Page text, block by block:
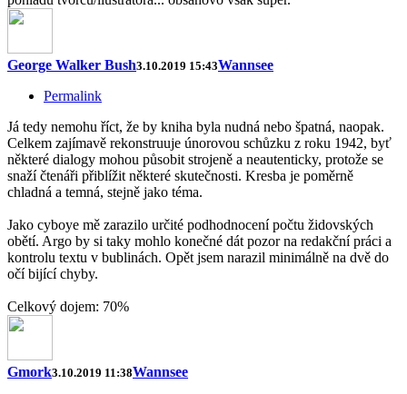
George Walker Bush3.10.2019 15:43Wannsee
Permalink
Já tedy nemohu říct, že by kniha byla nudná nebo špatná, naopak.
Celkem zajímavě rekonstruuje únorovou schůzku z roku 1942, byť
některé dialogy mohou působit strojeně a neautenticky, protože se
snaží čtenáři přiblížit některé skutečnosti. Kresba je poměrně
chladná a temná, stejně jako téma.
Jako cyboye mě zarazilo určité podhodnocení počtu židovských
obětí. Argo by si taky mohlo konečné dát pozor na redakční práci a
kontrolu textu v bublinách. Opět jsem narazil minimálně na dvě do
očí bijící chyby.
Celkový dojem: 70%
Gmork3.10.2019 11:38Wannsee